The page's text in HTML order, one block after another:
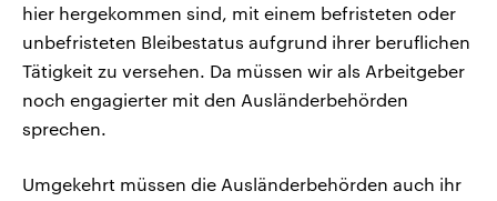
hier hergekommen sind, mit einem befristeten oder
unbefristeten Bleibestatus aufgrund ihrer beruflichen
Tätigkeit zu versehen. Da müssen wir als Arbeitgeber
noch engagierter mit den Ausländerbehörden
sprechen.
Umgekehrt müssen die Ausländerbehörden auch ihr